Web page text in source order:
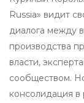
Russia» видит
диалога между
производства
власти,
сообществом.
консолидация